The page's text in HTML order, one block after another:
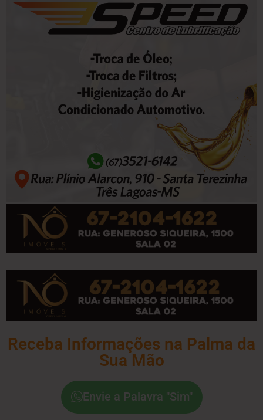
Receba Informações na Palma da
Sua Mão
Envie a Palavra "Sim"